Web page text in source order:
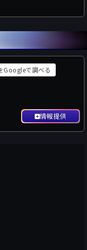
Googleで調べる
情報提供